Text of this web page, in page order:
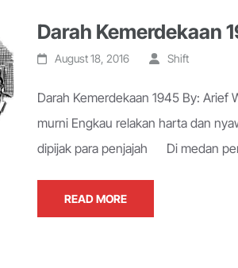
Darah Kemerdekaan
August 18, 2016 Shift
Darah Kemerdekaan 1945 By:
murni Engkau relakan harta dan
dipijak para penjajah Di medan
READ MORE